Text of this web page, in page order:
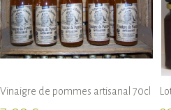
Vinaigre de pommes artisanal 70cl